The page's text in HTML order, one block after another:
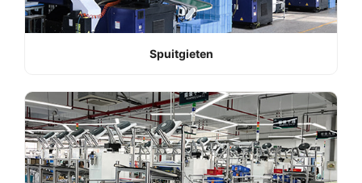
Spuitgieten